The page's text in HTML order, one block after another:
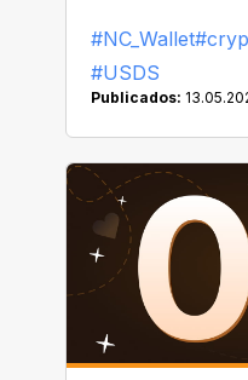
remover o DAI
#NC_Wallet
#USDS
Publicados: